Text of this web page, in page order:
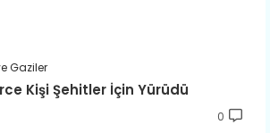
Gaziler
Kişi Şehitler İçin Yürüdü
0